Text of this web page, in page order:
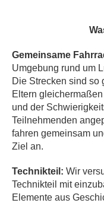
Gemeinsame
Umgebung rund um
Die Strecken sind so
Eltern
und der
Teilnehmenden
fahren gemeinsam
Ziel an.
Technikteil: Wir
Technikteil mit
Elemente aus